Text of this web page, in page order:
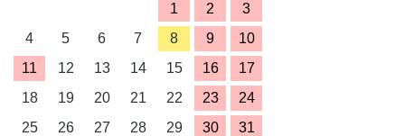
1
2
3
4
5 6 7 8 9
10
11
12 13 14 15 16
17
18
19 20 21 22 23
24
25
26 27 28 29 30 31